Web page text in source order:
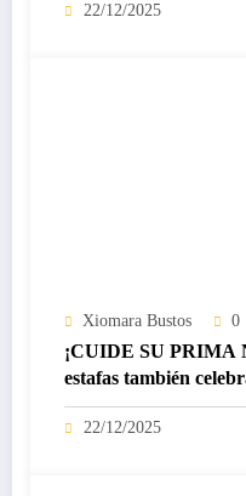
22/12/2025
Xiomara Bustos 0
¡CUIDE SU PRIMA
estafas también
22/12/2025